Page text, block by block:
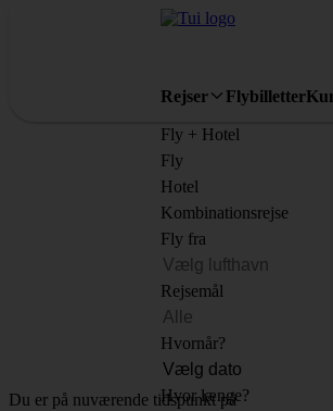
Rejser Flybilletter
Fly + Hotel
Fly
Hotel
Kombinationsrejse
Fly fra
Rejsemål
Hvornår?
Hvor længe?
Du er på nuværende tidspunkt på